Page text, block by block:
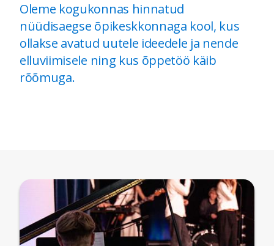
Oleme kogukonnas hinnatud
nüüdisaegse õpikeskkonnaga kool, kus
ollakse avatud uutele ideedele ja nende
elluviimisele ning kus õppetöö käib
rõõmuga.